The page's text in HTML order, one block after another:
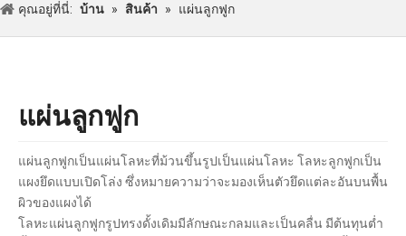
คุณอยู่ที่นี่: บ้าน » สินค้า » แผ่นลูกฟูก
แผ่นลูกฟูก
แผ่นลูกฟูกเป็นแผ่นโลหะที่ม้วนขึ้นรูปเป็นแผ่นโลหะ โลหะลูกฟูกเป็น
แผงยึดแบบเปิดโล่ง ซึ่งหมายความว่าจะมองเห็นตัวยึดแต่ละอันบนพื้น
ผิวของแผงได้
โลหะแผ่นลูกฟูกรูปทรงดั้งเดิมมีลักษณะกลมและเป็นคลื่น มีต้นทุนต่ำ